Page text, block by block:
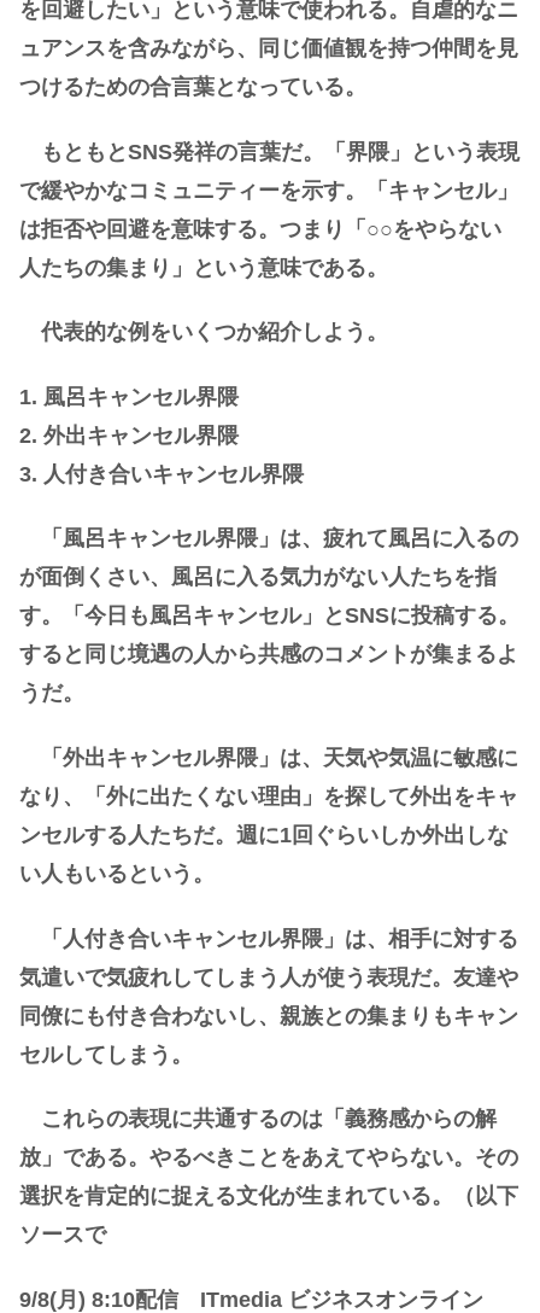
を回避したい」という意味で使われる。自虐的なニ
ュアンスを含みながら、同じ価値観を持つ仲間を見
つけるための合言葉となっている。
もともとSNS発祥の言葉だ。「界隈」という表現
で緩やかなコミュニティーを示す。「キャンセル」
は拒否や回避を意味する。つまり「○○をやらない
人たちの集まり」という意味である。
代表的な例をいくつか紹介しよう。
1. 風呂キャンセル界隈
2. 外出キャンセル界隈
3. 人付き合いキャンセル界隈
「風呂キャンセル界隈」は、疲れて風呂に入るの
が面倒くさい、風呂に入る気力がない人たちを指
す。「今日も風呂キャンセル」とSNSに投稿する。
すると同じ境遇の人から共感のコメントが集まるよ
うだ。
「外出キャンセル界隈」は、天気や気温に敏感に
なり、「外に出たくない理由」を探して外出をキャ
ンセルする人たちだ。週に1回ぐらいしか外出しな
い人もいるという。
「人付き合いキャンセル界隈」は、相手に対する
気遣いで気疲れしてしまう人が使う表現だ。友達や
同僚にも付き合わないし、親族との集まりもキャン
セルしてしまう。
これらの表現に共通するのは「義務感からの解
放」である。やるべきことをあえてやらない。その
選択を肯定的に捉える文化が生まれている。（以下
ソースで
9/8(月) 8:10配信 ITmedia ビジネスオンライン